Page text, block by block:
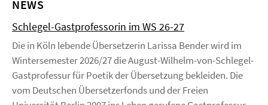
NEWS
Schlegel-Gastprofessorin im WS 26-27
Die in Köln lebende Übersetzerin Larissa Bender wird im
Wintersemester 2026/27 die August-Wilhelm-von-Schlegel-
Gastprofessur für Poetik der Übersetzung bekleiden. Die
vom Deutschen Übersetzerfonds und der Freien